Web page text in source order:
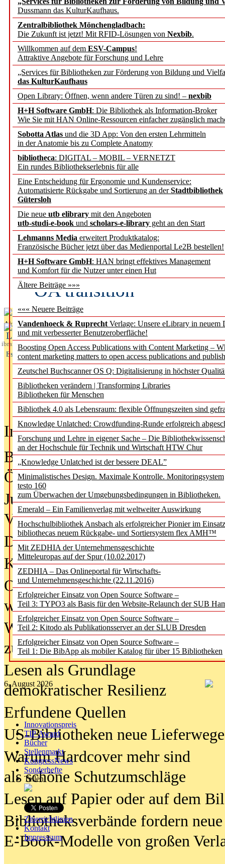
Dussmann das KulturKaufhaus.
Zentralbibliothek Mönchengladbach:
Die Zukunft ist jetzt! Mit RFID-Lösungen von Nexbib.
Willkommen auf dem ESV-Campus!
Attraktive Angebote für Forschung und Lehre
„Services für Bibliotheken zur Förderung von Bildung und
das KulturKaufhaus
Open Library: Öffnen, wenn andere Türen zu sind! – nexbib
H+H Software GmbH: Die Bibliothek als Information-Broker
Wie Sie mit HAN Online-Ressourcen einfacher zugänglich
Sobotta Atlas und die 3D App: Von den ersten Lehrmitteln
in der Anatomie bis zu Complete Anatomy
bibliotheca: DIGITAL – MOBIL – VERNETZT
Ein rundes Bibliothekserlebnis für alle
Eine Entscheidung für Ergonomie und Kundenservice:
Automatisierte Rückgabe und Sortierung an derStadtbibliothek
Gütersloh
Die neue utb elibrary mit den Angeboten
utb-studi-e-book und scholars-e-library geht an den Start
Lehmanns Media erweitert Produktkatalog:
Französische Bücher jetzt über das Medienportal Le2B bestellen!
H+H Software GmbH: HAN bringt effektives Management
und Komfort für die Nutzer unter einen Hut
Ältere Beiträge »»»
««« Neuere Beiträge
Vandenhoeck & Ruprecht Verlage: Unsere eLibrary in neuem
und mit verbesserter Benutzeroberfläche!
Boosting Open Access Publications with Content Marketing –
content marketing matters to open access publications and
Zeutschel Buchscanner OS Q: Digitalisierung in höchster
Bibliotheken verändern | Transforming Libraries
Bibliotheken für Menschen
Bibliothek 4.0 als Lebensraum: flexible Öffnungszeiten sind
Knowledge Unlatched: Crowdfunding-Runde erfolgreich
Forschung und Lehre in eigener Sache – Die
an der Hochschule für Technik und Wirtschaft HTW Chur
„Knowledge Unlatched ist der bessere DEAL”
Minimalistisches Design. Maximale Kontrolle. Monitoringsystem
testo 160
zum Überwachen der Umgebungsbedingungen in Bibliotheken.
Emerald – Ein Familienverlag mit weltweiter Auswirkung
Hochschulbibliothek Ansbach als erfolgreicher Pionier im
bibliothecas neuem Rückgabe- und Sortiersystem flex AMH™
Mit ZEDHIA der Unternehmensgeschichte
Mitteleuropas auf der Spur (10.02.2017)
ZEDHIA – Das Onlineportal für Wirtschafts-
und Unternehmensgeschichte (22.11.2016)
Erfolgreicher Einsatz von Open Source Software –
Teil 3: TYPO3 als Basis für den Website-Relaunch der SUB
Erfolgreicher Einsatz von Open Source Software –
Teil 2: Kitodo als Publikationsserver an der SLUB Dresden
Erfolgreicher Einsatz von Open Source Software –
Teil 1: Die BibApp als mobiler Katalog für über 15 Bibliotheken
6. August 2026
Innovationspreis
TIP Award
Bücher
Stellenmarkt
KongressNews
Sonderhefte
Teilen
Zitierrichtlinien
Kontakt
Impresssum
Künstliche Intelligenz
besser zu verstehen
„Leitbegriffe der
des BIÖG erscheinen
jedem Experiment
DFG setzt Förderung
FAIRmat fort
Bayerns digitale
Schulwandbilder aus
Fifth Open Access
transformative
OA transition
Aktuelles aus
L
ibrary
Essentials
In der Ausgabe05/2026(Juni/Juli
Bürgerforum fordert mehr
Öffentlichkeit
Jugendliche wollen besseren
Verbote
Digitale Langzeit­archi­vierung
KI-Chatbots werden Teil der
Offene Infrastrukturen für
wissenschaftliche
Warum die Debatte über KI-Texte
zu kurz greift
Lesen als Grundlage
demokratischer Resilienz
Erfundene Quellen
US-Bibliotheken neue Lieferwege
Warum Hardcover mehr sind
als schöne Schutzumschläge
Lesen auf Papier oder auf dem
Bibliotheksverbände fordern neue
E-Book-Modelle von großen